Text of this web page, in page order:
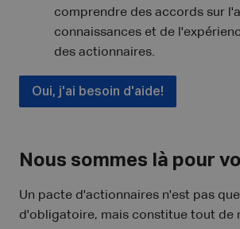
comprendre des accords sur
connaissances et de
des actionnaires.
Oui, j'ai besoin d'aide!
Nous sommes là pour
Un pacte d'actionnaires n'est pas
d'obligatoire, mais constitue tout de